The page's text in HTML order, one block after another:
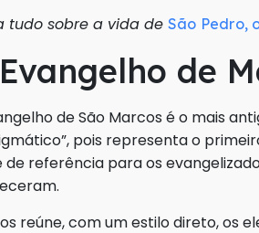
tudo sobre a vida de São Pedro,
de
de São Marcos é o mais
pois representa o
de referência para os
reúne, com um estilo direto, os